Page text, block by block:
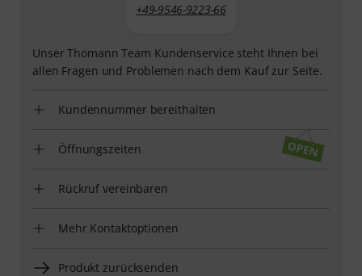
+49-9546-9223-66
Unser Thomann Team Kundenservice steht Ihnen bei
allen Fragen und Problemen nach dem Kauf zur Seite.
Kundennummer bereithalten
Öffnungszeiten
Rückruf vereinbaren
Mehr Kontaktoptionen
Produkt zurücksenden